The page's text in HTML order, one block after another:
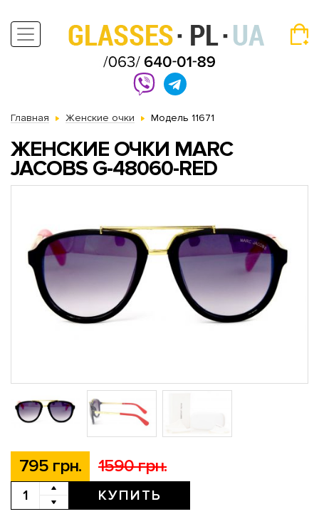
Главная Женские очки Модель 11671
ЖЕНСКИЕ ОЧКИ MARC
JACOBS G-48060-RED
795 грн. 1590 грн.
КУПИТЬ